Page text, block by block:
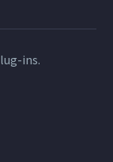
ins.